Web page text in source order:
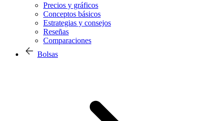
Precios y gráficos
Conceptos básicos
Estrategias y consejos
Reseñas
Comparaciones
Bolsas